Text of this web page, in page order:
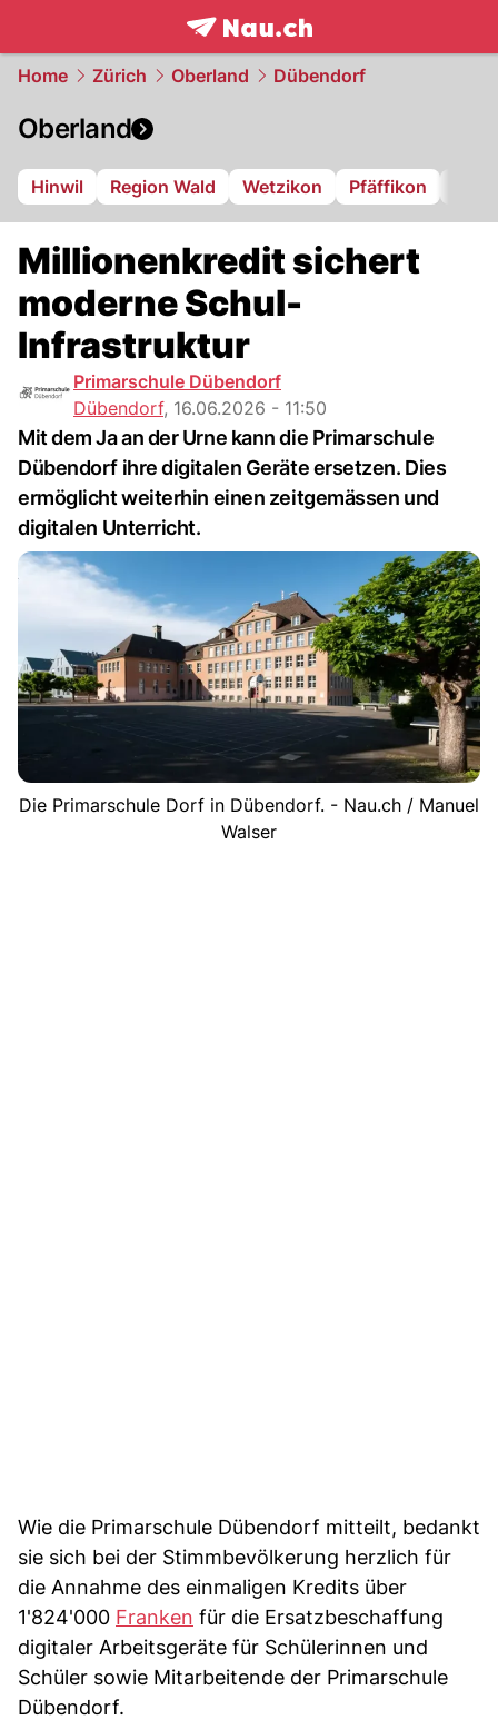
frontpage.NAU.ch
Home Zürich Oberland Dübendorf
Oberland
Hinwil Region Wald Wetzikon Pfäffikon
Millionenkredit sichert
moderne Schul-
Infrastruktur
Primarschule Dübendorf
Dübendorf, 16.06.2026 - 11:50
Mit dem Ja an der Urne kann die Primarschule
Dübendorf ihre digitalen Geräte ersetzen. Dies
ermöglicht weiterhin einen zeitgemässen und
digitalen Unterricht.
Die Primarschule Dorf in Dübendorf. - Nau.ch / Manuel
Walser
Wie die Primarschule Dübendorf mitteilt, bedankt
sie sich bei der Stimmbevölkerung herzlich für
die Annahme des einmaligen Kredits über
1'824'000 Franken für die Ersatzbeschaffung
digitaler Arbeitsgeräte für Schülerinnen und
Schüler sowie Mitarbeitende der Primarschule
Dübendorf.